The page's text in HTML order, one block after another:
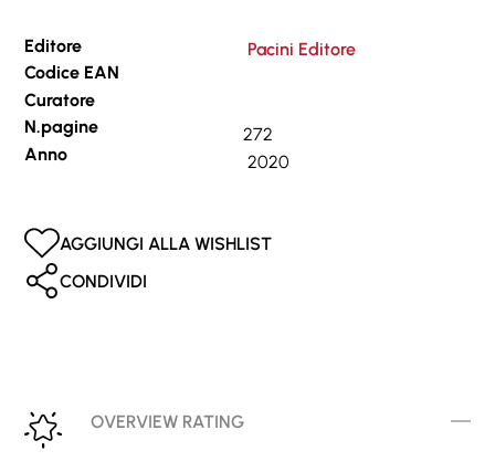
Editore
Pacini Editore
Codice EAN
Curatore
N.pagine
272
Anno
2020
AGGIUNGI ALLA WISHLIST
CONDIVIDI
OVERVIEW RATING